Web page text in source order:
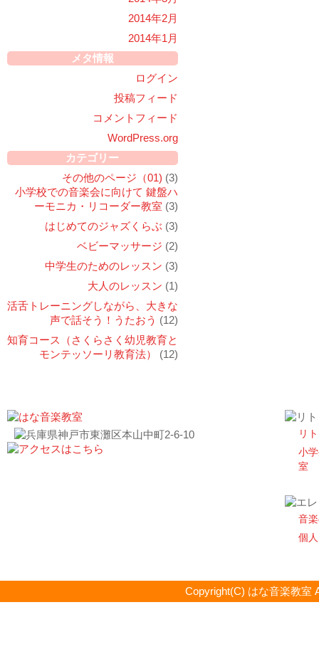
2014年2月
2014年1月
メタ情報
ログイン
投稿フィード
コメントフィード
WordPress.org
カテゴリー
その他のページ（01) (3)
小学校での音楽会に向けて 鍵盤ハ
ーモニカ・リコーダー教室 (3)
はじめてのジャズくらぶ (3)
ベビーマッサージ (2)
中学生のためのレッスン (3)
大人のレッスン (1)
活舌トレーニングしながら、大きな
声で話そう！うたおう (12)
知育コース（さくらさく幼児教育と
モンテッソーリ教育法）
(12)
リ
小
室
音
個
Copyright(C) はな音楽教室